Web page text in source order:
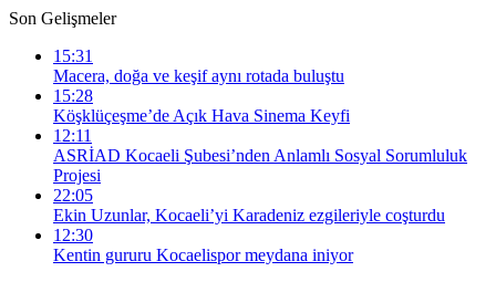
Son Gelişmeler
15:31
Macera, doğa ve keşif aynı rotada buluştu
15:28
Köşklüçeşme’de Açık Hava Sinema Keyfi
12:11
ASRİAD Kocaeli Şubesi’nden Anlamlı Sosyal Sorumluluk
Projesi
22:05
Ekin Uzunlar, Kocaeli’yi Karadeniz ezgileriyle coşturdu
12:30
Kentin gururu Kocaelispor meydana iniyor